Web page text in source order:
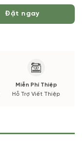
Đặt ngay
Miễn Phí Thiệp
Hỗ Trợ Viết Thiệp